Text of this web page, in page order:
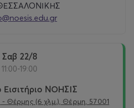
Σαβ 22/8
11:00-19:00
Εισιτήριο ΝΟΗΣΙΣ
Θέρμης (6 χλμ.), Θέρμη, 57001